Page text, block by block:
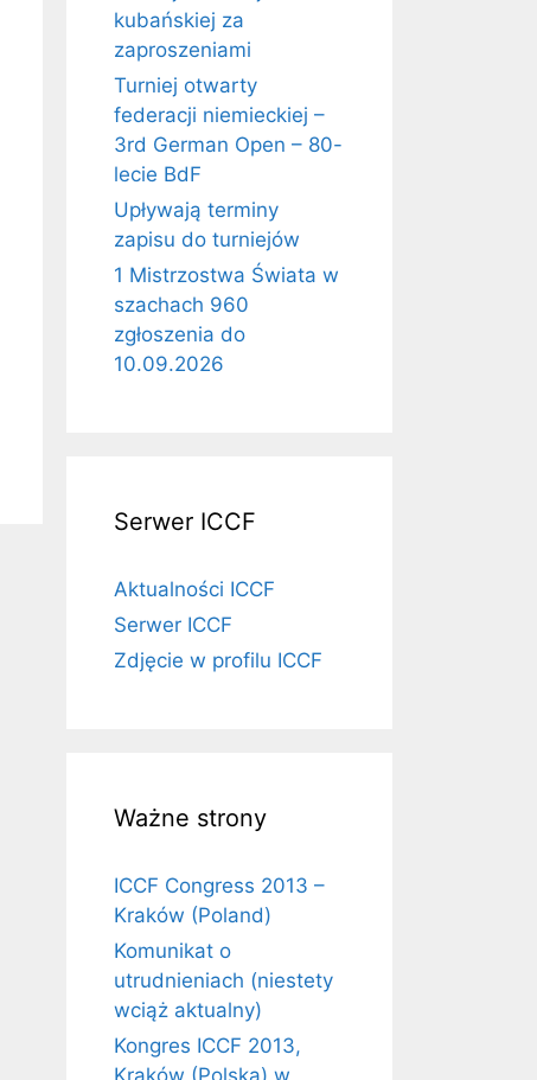
kubańskiej za
zaproszeniami
Turniej otwarty
federacji niemieckiej –
3rd German Open – 80-
lecie BdF
Upływają terminy
zapisu do turniejów
1 Mistrzostwa Świata w
szachach 960
zgłoszenia do
10.09.2026
Serwer ICCF
Aktualności ICCF
Serwer ICCF
Zdjęcie w profilu ICCF
Ważne strony
ICCF Congress 2013 –
Kraków (Poland)
Komunikat o
utrudnieniach (niestety
wciąż aktualny)
Kongres ICCF 2013,
Kraków (Polska) w